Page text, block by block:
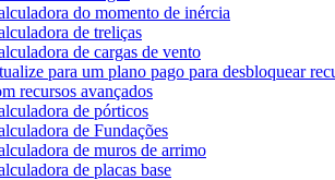
do momento de inércia
de treliças
de cargas de vento
para um plano pago para desbloquear
recursos avançados
de pórticos
de Fundações
de muros de arrimo
de placas base